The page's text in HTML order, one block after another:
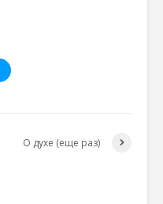
О духе (еще раз)